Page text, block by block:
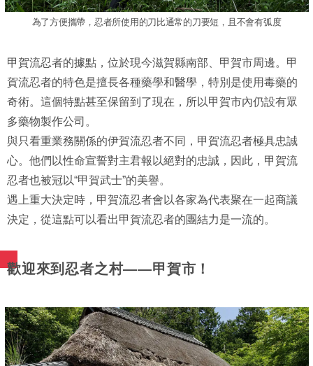
為了方便攜帶，忍者所使用的刀比通常的刀要短，且不會有弧度
甲賀流忍者的據點，位於現今滋賀縣南部、甲賀市周邊。甲
賀流忍者的特色是擅長各種藥學和醫學，特別是使用毒藥的
奇術。這個特點甚至保留到了現在，所以甲賀市內仍設有眾
多藥物製作公司。
與只看重業務關係的伊賀流忍者不同，甲賀流忍者極具忠誠
心。他們以性命宣誓對主君報以絕對的忠誠，因此，甲賀流
忍者也被冠以“甲賀武士”的美譽。
遇上重大決定時，甲賀流忍者會以各家為代表聚在一起商議
決定，從這點可以看出甲賀流忍者的團結力是一流的。
歡迎來到忍者之村——甲賀市！